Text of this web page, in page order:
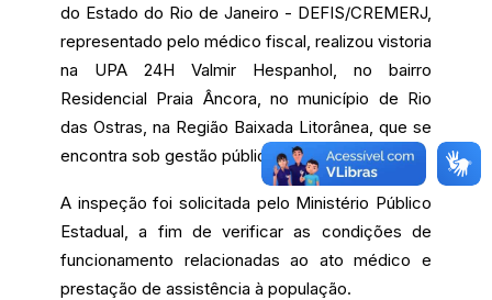
do Estado do Rio de Janeiro - DEFIS/CREMERJ,
representado pelo médico fiscal, realizou vistoria
na UPA 24H Valmir Hespanhol, no bairro
Residencial Praia Âncora, no município de Rio
das Ostras, na Região Baixada Litorânea, que se
encontra sob gestão pública.
A inspeção foi solicitada pelo Ministério Público
Estadual, a fim de verificar as condições de
funcionamento relacionadas ao ato médico e
prestação de assistência à população.